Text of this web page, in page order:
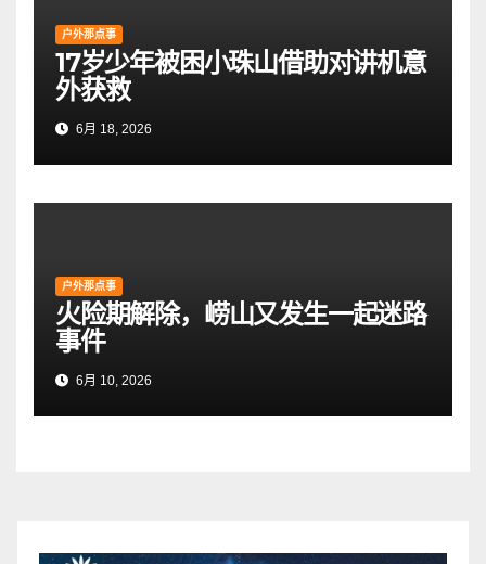
户外那点事
17岁少年被困小珠山借助对讲机意
外获救
6月 18, 2026
户外那点事
火险期解除，崂山又发生一起迷路
事件
6月 10, 2026